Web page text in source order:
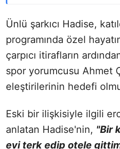
Ünlü şarkıcı Hadise,
programında özel
çarpıcı itirafların
spor yorumcusu Ahmet
eleştirilerinin hedefi
Eski bir ilişkisiyle ilgili
anlatan Hadise'nin, "Bir
evi terk edip otele